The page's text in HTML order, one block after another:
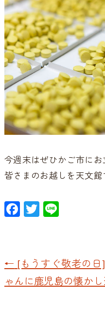
今週末はぜひかご市にお
皆さまのお越しを天文
F
b
o
o
T
er
Li
← [もうすぐ敬老の日
ゃんに鹿児島の懐か